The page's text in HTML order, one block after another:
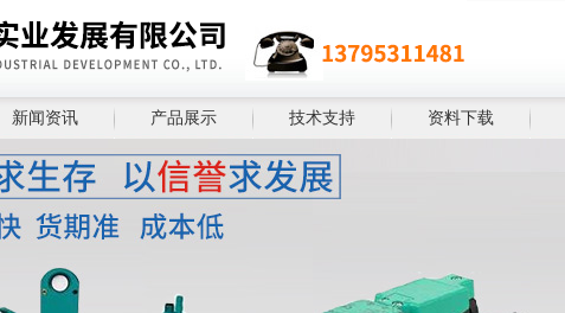
新闻资讯 产品展示 技术支持 资料下载